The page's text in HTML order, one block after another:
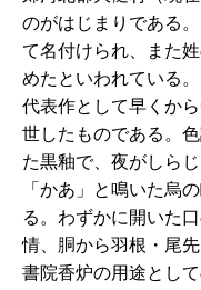
のがはじまりである
て名付けられ、また
めたといわれている
代表作として早くか
世したものである。
た黒釉で、夜がしら
「かあ」と鳴いた烏
る。わずかに開いた
情、胴から羽根・尾
書院香炉の用途とし